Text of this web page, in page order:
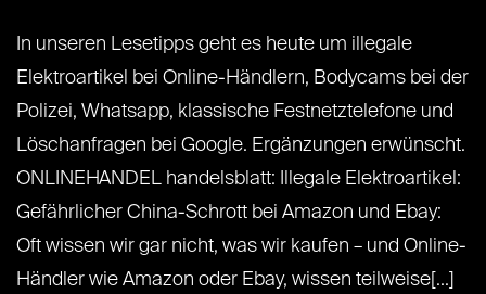
In unseren Lesetipps geht es heute um illegale
Elektroartikel bei Online-Händlern, Bodycams bei der
Polizei, Whatsapp, klassische Festnetztelefone und
Löschanfragen bei Google. Ergänzungen erwünscht.
ONLINEHANDEL handelsblatt: Illegale Elektroartikel:
Gefährlicher China-Schrott bei Amazon und Ebay:
Oft wissen wir gar nicht, was wir kaufen – und Online-
Händler wie Amazon oder Ebay, wissen teilweise[...]